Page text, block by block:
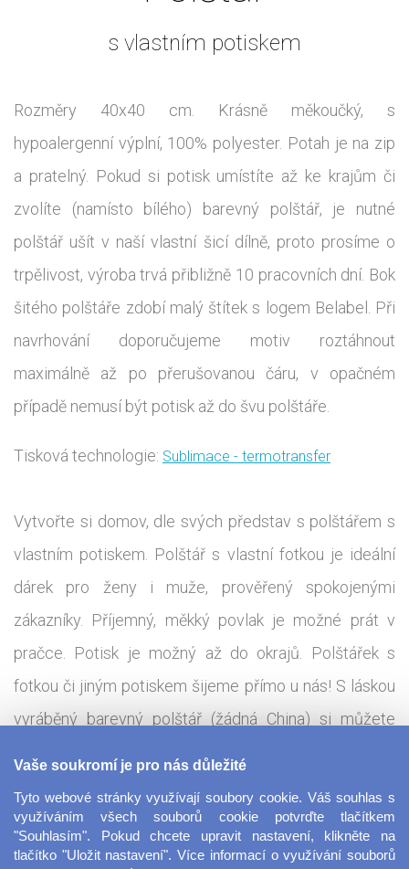
s vlastním potiskem
Rozměry 40x40 cm. Krásně měkoučký, s
hypoalergenní výplní, 100% polyester. Potah je na zip
a pratelný. Pokud si potisk umístíte až ke krajům či
zvolíte (namísto bílého) barevný polštář, je nutné
polštář ušít v naší vlastní šicí dílně, proto prosíme o
trpělivost, výroba trvá přibližně 10 pracovních dní. Bok
šitého polštáře zdobí malý štítek s logem Belabel. Při
navrhování doporučujeme motiv roztáhnout
maximálně až po přerušovanou čáru, v opačném
případě nemusí být potisk až do švu polštáře.
Tisková technologie: Sublimace - termotransfer
Vytvořte si domov, dle svých představ s polštářem s
vlastním potiskem. Polštář s vlastní fotkou je ideální
dárek pro ženy i muže, prověřený spokojenými
zákazníky. Příjemný, měkký povlak je možné prát v
pračce. Potisk je možný až do okrajů. Polštářek s
fotkou či jiným potiskem šijeme přímo u nás! S láskou
vyráběný barevný polštář (žádná China) si můžete
vkládejte své fotky, obrázky, nápisy - cokoliv jen
chcete nebo si vyberte některý z našich krásných
Vaše soukromí je pro nás důležité
Tyto webové stránky využívají soubory cookie. Váš souhlas s
využíváním všech souborů cookie potvrďte tlačítkem
"Souhlasím". Pokud chcete upravit nastavení, klikněte na
tlačítko "Uložit nastavení". Více informací o využívání souborů